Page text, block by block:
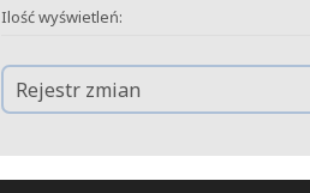
Ilość wyświetleń:
Rejestr zmian